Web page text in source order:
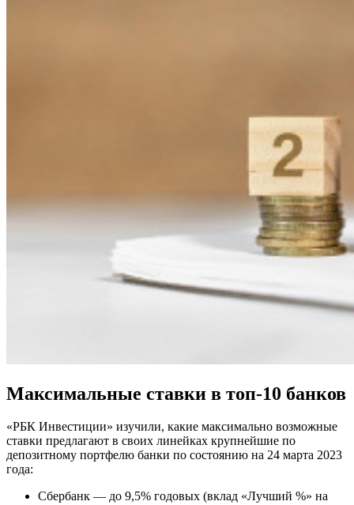
Максимальные ставки в топ-10 банков
«РБК Инвестиции» изучили, какие максимально возможные
ставки предлагают в своих линейках крупнейшие по
депозитному портфелю банки по состоянию на 24 марта 2023
года:
Сбербанк — до 9,5% годовых (вклад «Лучший %» на